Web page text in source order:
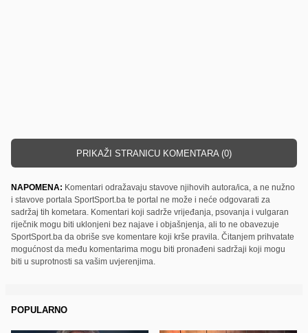
PRIKAŽI STRANICU KOMENTARA (0)
NAPOMENA: Komentari odražavaju stavove njihovih autora/ica, a ne nužno
i stavove portala SportSport.ba te portal ne može i neće odgovarati za
sadržaj tih kometara. Komentari koji sadrže vrijeđanja, psovanja i vulgaran
riječnik mogu biti uklonjeni bez najave i objašnjenja, ali to ne obavezuje
SportSport.ba da obriše sve komentare koji krše pravila. Čitanjem prihvatate
mogućnost da među komentarima mogu biti pronađeni sadržaji koji mogu
biti u suprotnosti sa vašim uvjerenjima.
POPULARNO